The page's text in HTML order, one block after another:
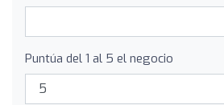
Puntúa del 1 al 5 el negocio